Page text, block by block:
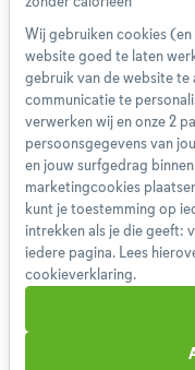
Wij gebruiken cookies
website goed te laten
gebruik van de website te
communicatie te
verwerken wij en onze 2
persoonsgegevens van
en jouw surfgedrag
marketingcookies
kunt je toestemming op
intrekken als je die geeft:
iedere pagina. Lees
cookieverklaring.